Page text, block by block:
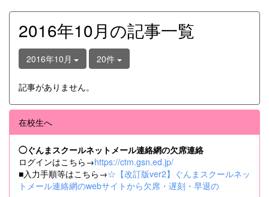
2016年10月の記事一覧
2016年10月 20件
記事がありません。
在校生へ
◯ぐんまスクールネットメール連絡網の欠席連絡
ログインはこちら→https://ctm.gsn.ed.jp/
■入力手順等はこちら→☆【改訂版ver2】ぐんまスクールネッ
トメール連絡網のwebサイトから欠席・遅刻・早退の